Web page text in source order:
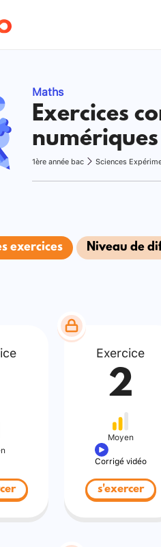
Maths
Exercices
numériques
1ère année bac Sciences
exercices Niveau de
Exercice
2
Moyen
Corrigé vidéo
s'exercer